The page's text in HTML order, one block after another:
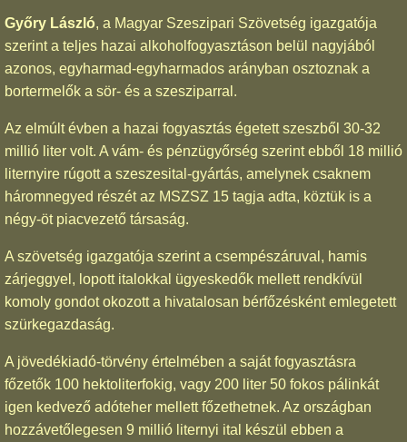
Győry László, a Magyar Szeszipari Szövetség igazgatója
szerint a teljes hazai alkoholfogyasztáson belül nagyjából
azonos, egyharmad-egyharmados arányban osztoznak a
bortermelők a sör- és a szesziparral.
Az elmúlt évben a hazai fogyasztás égetett szeszből 30-32
millió liter volt. A vám- és pénzügyőrség szerint ebből 18 millió
liternyire rúgott a szeszesital-gyártás, amelynek csaknem
háromnegyed részét az MSZSZ 15 tagja adta, köztük is a
négy-öt piacvezető társaság.
A szövetség igazgatója szerint a csempészáruval, hamis
zárjeggyel, lopott italokkal ügyeskedők mellett rendkívül
komoly gondot okozott a hivatalosan bérfőzésként emlegetett
szürkegazdaság.
A jövedékiadó-törvény értelmében a saját fogyasztásra
főzetők 100 hektoliterfokig, vagy 200 liter 50 fokos pálinkát
igen kedvező adóteher mellett főzethetnek. Az országban
hozzávetőlegesen 9 millió liternyi ital készül ebben a